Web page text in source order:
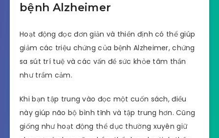
bệnh Alzheimer
Hoạt động đọc đơn giản và thiền định có thể giúp
giảm các triệu chứng của bệnh Alzheimer, chứng
sa sút trí tuệ và các vấn đề sức khỏe tâm thần
như trầm cảm.
Khi bạn tập trung vào đọc một cuốn sách, điều
này giúp não bộ bình tĩnh và tập trung hơn. Cũng
giống như hoạt động thể dục thường xuyên giữ